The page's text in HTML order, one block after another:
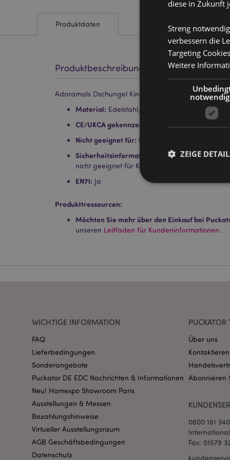
Produktdaten
Produktbeschreibung
Adoramals Dschungel Kinderschere im magnetischen
Material: Edelstahl, ABS, PVC
CE/UKCA gekennzeichnet:
Nicht geeignet für: 0 - 3 Jahre
Sicherheitsinformation:
Warnung: Scharfe
nicht geeignet für Kinder unter 3 Jahren. Dies
EN71: Ja
Produkttressourcen:
Möchten Sie mehr über den Einkauf bei
unseren Leitfaden für Kundeninformationen.
WICHTIGE INFORMATION
FAQ
Lieferbedingungen
Sonderangebote
Puckator DE EDC Nachrichten & Informationen
Neu! Homexpo Showroom Paris
Ausstellungen & Messen
Bezahlungshinweise
Virtueller Ausstellungsraum
AGB Geschäftsbedingungen
Datenschutz
PUCKATOR
Über uns
Abonnieren
0800 181
Fax: 01579
diese in Zukunft
Streng
verbessern die
Targeting
Weitere
ZEIGE
Streng-notwendige-
Ohne unbedingt
invalidation
PHPSESSID
mage-messages